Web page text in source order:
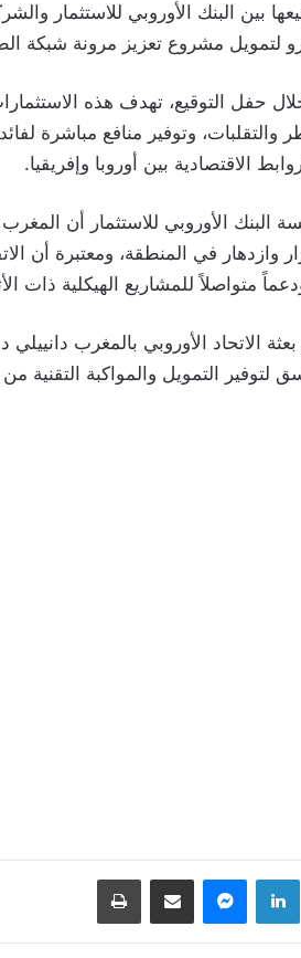
بين البنك الأوروبي للاستثمار
حفل التوقيع، تهدف هذه
والتقلبات، وتوفير منافع مباشرة
الاقتصادية بين أوروبا وإفريقيا.
البنك الأوروبي للاستثمار أن المغرب
وازدهار في المنطقة، ومعتبرة أن
متواصلاً للمشاريع الهيكلية ذات
الاتحاد الأوروبي بالمغرب دانييلي
لتوفير التمويل والمواكبة التقنية
لينكدإن